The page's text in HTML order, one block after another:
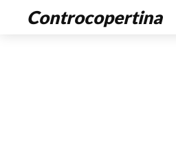
Controcopertina